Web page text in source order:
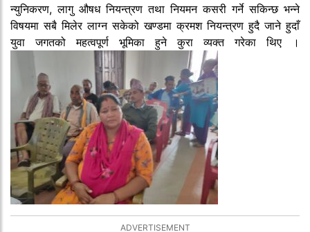
न्युनिकरण, लागु औषध नियन्त्रण तथा नियमन कसरी गर्ने सकिन्छ भन्ने
विषयमा सबै मिलेर लाग्न सकेको खण्डमा क्रमश नियन्त्रण हुदै जाने हुदाँ
युवा जगतको महत्वपूर्ण भूमिका हुने कुरा व्यक्त गरेका थिए ।